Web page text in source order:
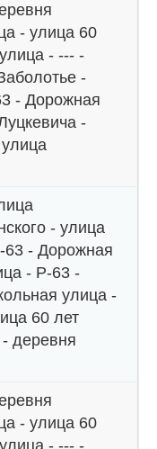
- улица 60
- --- -
-
- Дорожная
-
- улица
- Дорожная
- Р-63 -
улица -
60 лет
деревня
- улица 60